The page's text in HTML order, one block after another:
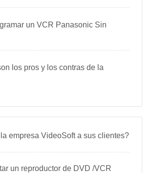
un VCR Panasonic Sin
los pros y los contras de la
empresa VideoSoft a sus clientes?
un reproductor de DVD /VCR